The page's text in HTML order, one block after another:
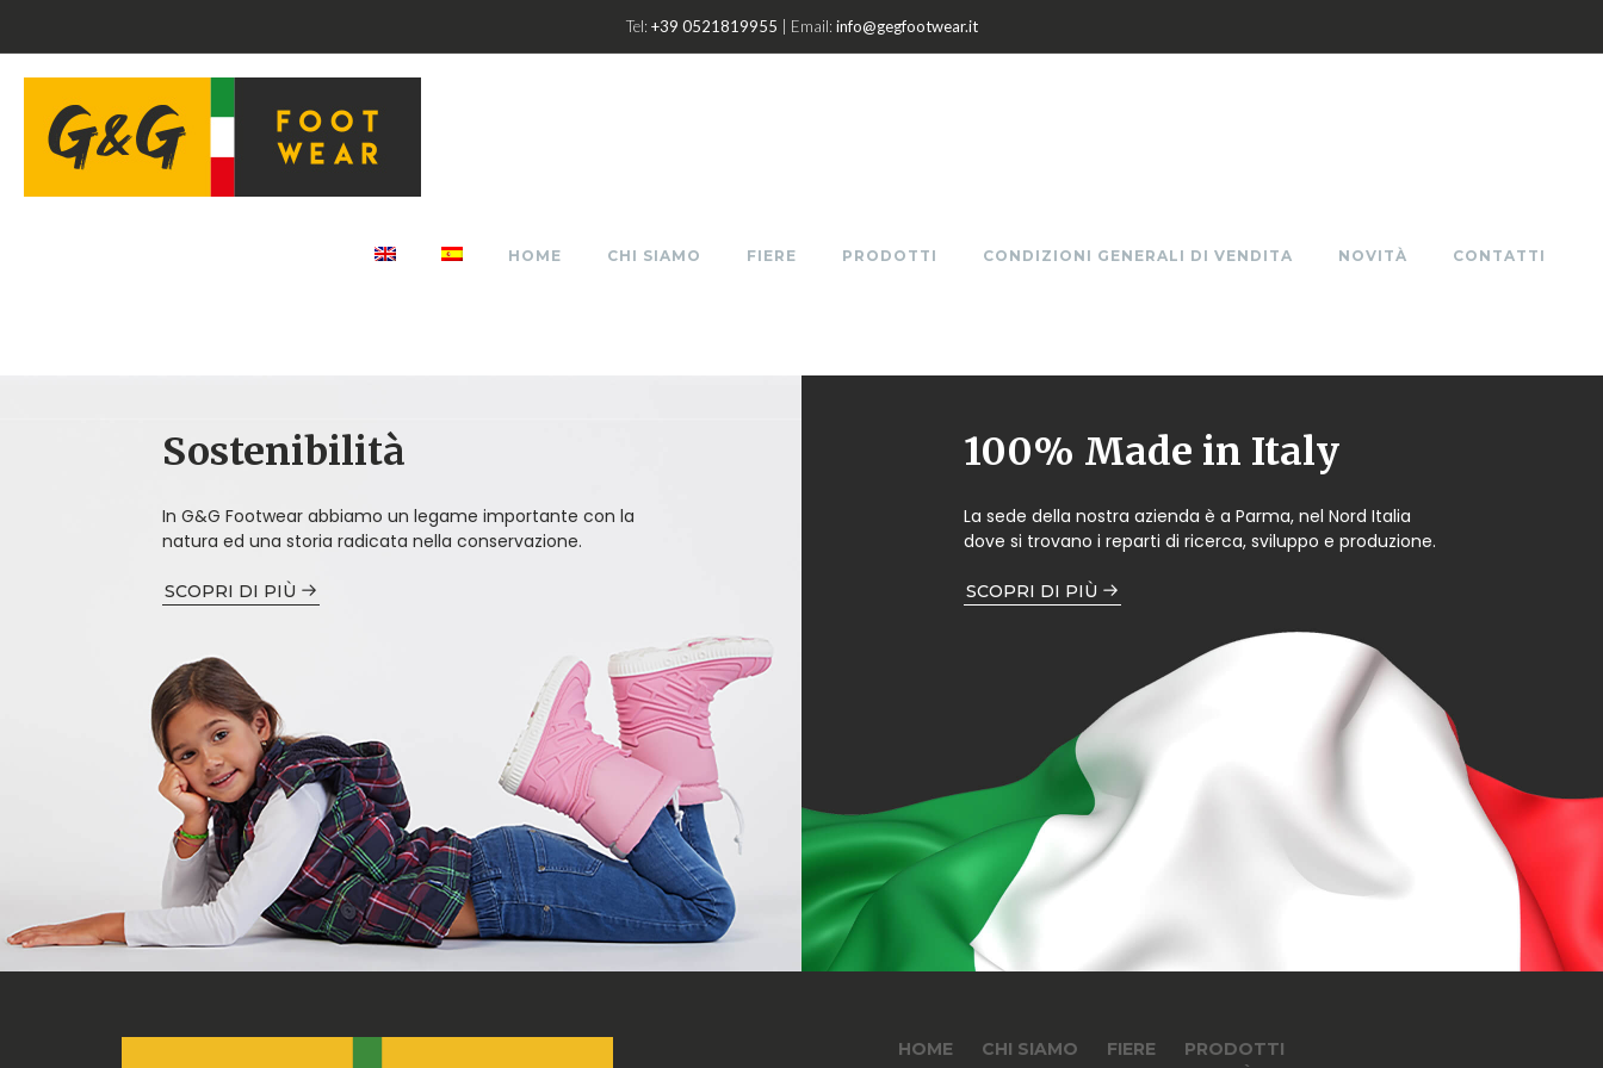
Tel: +39 0521819955 | Email: info@gegfootwear.it
HOME CHI SIAMO FIERE PRODOTTI CONDIZIONI GENERALI DI VENDITA NOVITÀ CONTATTI
Sostenibilità
In G&G Footwear abbiamo un legame importante con la
natura ed una storia radicata nella conservazione.
SCOPRI DI PIÙ
100% Made in Italy
La sede della nostra azienda è a Parma, nel Nord Italia
dove si trovano i reparti di ricerca, sviluppo e produzione.
SCOPRI DI PIÙ
HOME CHI SIAMO FIERE
PRODOTTI